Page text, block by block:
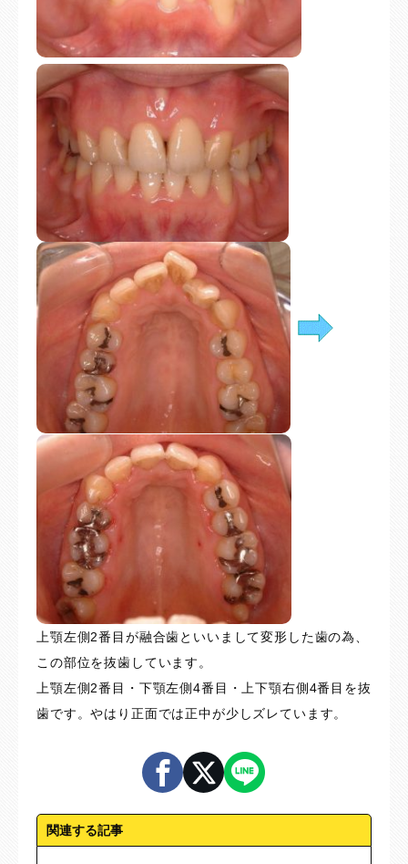
上顎左側2番目が融合歯といいまして変形した歯の為、
この部位を抜歯しています。
上顎左側2番目・下顎左側4番目・上下顎右側4番目を抜
歯です。やはり正面では正中が少しズレています。
関連する記事